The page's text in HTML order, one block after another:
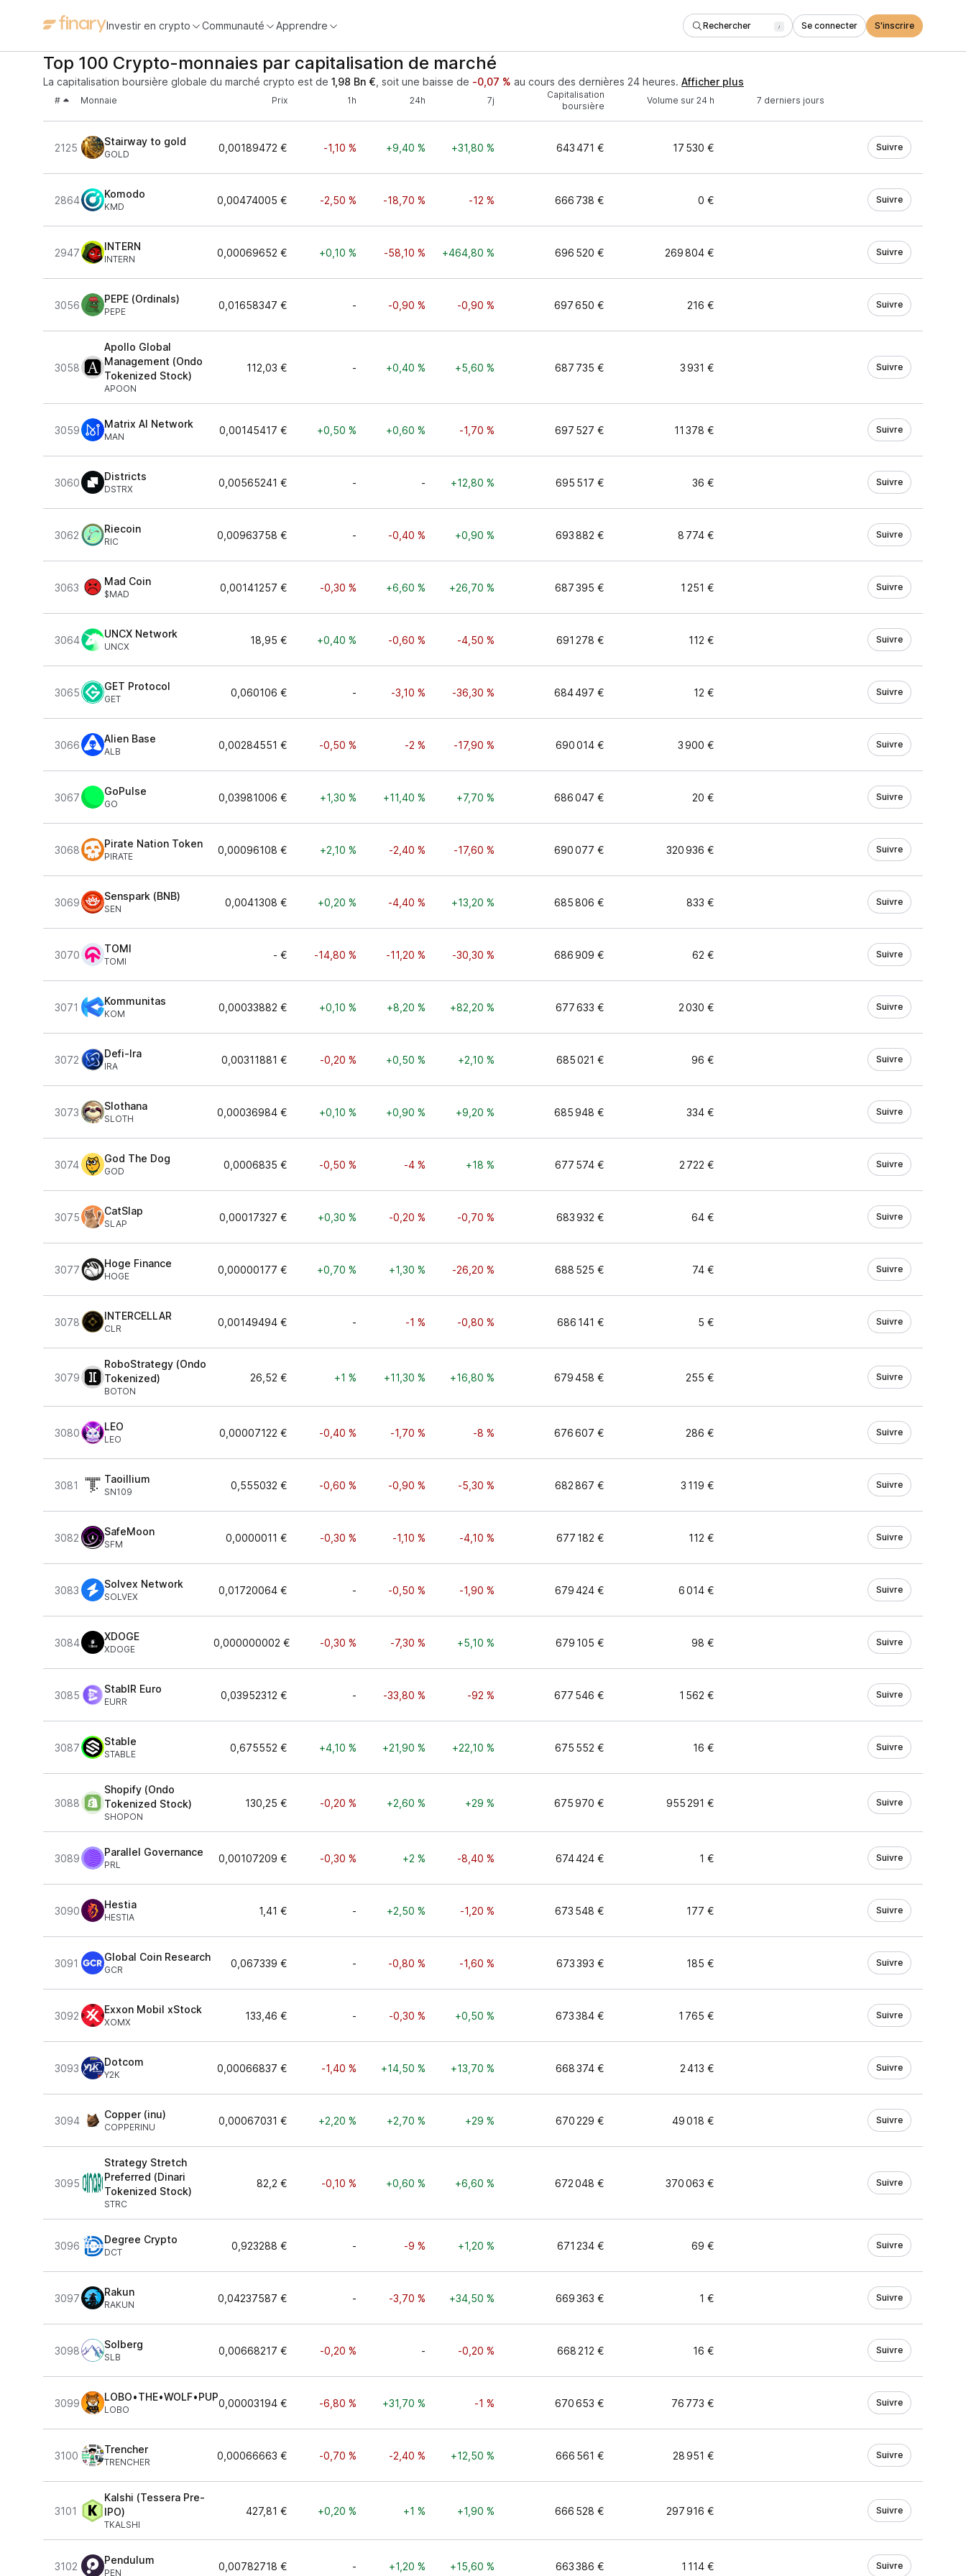
Investir en crypto Communauté Apprendre Rechercher / Se connecter S'inscrire
Top 100 Crypto-monnaies par capitalisation de marché
La capitalisation boursière globale du marché crypto est de 1,98 Bn € , soit une baisse de -0,07 % au cours des dernières 24 heures. Afficher plus
# Monnaie Prix 1h 24h 7j
Capitalisation
boursière
Volume sur 24 h 7 derniers jours
2125
Stairway to gold
GOLD
0,00189472 € -1,10 % +9,40 % +31,80 % 643 471 € 17 530 € Suivre
2864
Komodo
KMD
0,00474005 € -2,50 % -18,70 % -12 % 666 738 € 0 € Suivre
2947
INTERN
INTERN
0,00069652 € +0,10 % -58,10 % +464,80 % 696 520 € 269 804 € Suivre
3056
PEPE (Ordinals)
PEPE
0,01658347 € - -0,90 % -0,90 % 697 650 € 216 € Suivre
3058
Apollo Global
Management (Ondo
Tokenized Stock)
APOON
112,03 € - +0,40 % +5,60 % 687 735 € 3 931 € Suivre
3059
Matrix AI Network
MAN
0,00145417 € +0,50 % +0,60 % -1,70 % 697 527 € 11 378 € Suivre
3060
Districts
DSTRX
0,00565241 € - - +12,80 % 695 517 € 36 € Suivre
3062
Riecoin
RIC
0,00963758 € - -0,40 % +0,90 % 693 882 € 8 774 € Suivre
3063
Mad Coin
$MAD
0,00141257 € -0,30 % +6,60 % +26,70 % 687 395 € 1 251 € Suivre
3064
UNCX Network
UNCX
18,95 € +0,40 % -0,60 % -4,50 % 691 278 € 112 € Suivre
3065
GET Protocol
GET
0,060106 € - -3,10 % -36,30 % 684 497 € 12 € Suivre
3066
Alien Base
ALB
0,00284551 € -0,50 % -2 % -17,90 % 690 014 € 3 900 € Suivre
3067
GoPulse
GO
0,03981006 € +1,30 % +11,40 % +7,70 % 686 047 € 20 € Suivre
3068
Pirate Nation Token
PIRATE
0,00096108 € +2,10 % -2,40 % -17,60 % 690 077 € 320 936 € Suivre
3069
Senspark (BNB)
SEN
0,0041308 € +0,20 % -4,40 % +13,20 % 685 806 € 833 € Suivre
3070
TOMI
TOMI
- € -14,80 % -11,20 % -30,30 % 686 909 € 62 € Suivre
3071
Kommunitas
KOM
0,00033882 € +0,10 % +8,20 % +82,20 % 677 633 € 2 030 € Suivre
3072
Defi-Ira
IRA
0,00311881 € -0,20 % +0,50 % +2,10 % 685 021 € 96 € Suivre
3073
Slothana
SLOTH
0,00036984 € +0,10 % +0,90 % +9,20 % 685 948 € 334 € Suivre
3074
God The Dog
GOD
0,0006835 € -0,50 % -4 % +18 % 677 574 € 2 722 € Suivre
3075
CatSlap
SLAP
0,00017327 € +0,30 % -0,20 % -0,70 % 683 932 € 64 € Suivre
3077
Hoge Finance
HOGE
0,00000177 € +0,70 % +1,30 % -26,20 % 688 525 € 74 € Suivre
3078
INTERCELLAR
CLR
0,00149494 € - -1 % -0,80 % 686 141 € 5 € Suivre
3079
RoboStrategy (Ondo
Tokenized)
BOTON
26,52 € +1 % +11,30 % +16,80 % 679 458 € 255 € Suivre
3080
LEO
LEO
0,00007122 € -0,40 % -1,70 % -8 % 676 607 € 286 € Suivre
3081
Taoillium
SN109
0,555032 € -0,60 % -0,90 % -5,30 % 682 867 € 3 119 € Suivre
3082
SafeMoon
SFM
0,0000011 € -0,30 % -1,10 % -4,10 % 677 182 € 112 € Suivre
3083
Solvex Network
SOLVEX
0,01720064 € - -0,50 % -1,90 % 679 424 € 6 014 € Suivre
3084
XDOGE
XDOGE
0,000000002 € -0,30 % -7,30 % +5,10 % 679 105 € 98 € Suivre
3085
StablR Euro
EURR
0,03952312 € - -33,80 % -92 % 677 546 € 1 562 € Suivre
3087
Stable
STABLE
0,675552 € +4,10 % +21,90 % +22,10 % 675 552 € 16 € Suivre
3088
Shopify (Ondo
Tokenized Stock)
SHOPON
130,25 € -0,20 % +2,60 % +29 % 675 970 € 955 291 € Suivre
3089
Parallel Governance
PRL
0,00107209 € -0,30 % +2 % -8,40 % 674 424 € 1 € Suivre
3090
Hestia
HESTIA
1,41 € - +2,50 % -1,20 % 673 548 € 177 € Suivre
3091
Global Coin Research
GCR
0,067339 € - -0,80 % -1,60 % 673 393 € 185 € Suivre
3092
Exxon Mobil xStock
XOMX
133,46 € - -0,30 % +0,50 % 673 384 € 1 765 € Suivre
3093
Dotcom
Y2K
0,00066837 € -1,40 % +14,50 % +13,70 % 668 374 € 2 413 € Suivre
3094
Copper (inu)
COPPERINU
0,00067031 € +2,20 % +2,70 % +29 % 670 229 € 49 018 € Suivre
3095
Strategy Stretch
Preferred (Dinari
Tokenized Stock)
STRC
82,2 € -0,10 % +0,60 % +6,60 % 672 048 € 370 063 € Suivre
3096
Degree Crypto
DCT
0,923288 € - -9 % +1,20 % 671 234 € 69 € Suivre
3097
Rakun
RAKUN
0,04237587 € - -3,70 % +34,50 % 669 363 € 1 € Suivre
3098
Solberg
SLB
0,00668217 € -0,20 % - -0,20 % 668 212 € 16 € Suivre
3099
LOBO•THE•WOLF•PUP
LOBO
0,00003194 € -6,80 % +31,70 % -1 % 670 653 € 76 773 € Suivre
3100
Trencher
TRENCHER
0,00066663 € -0,70 % -2,40 % +12,50 % 666 561 € 28 951 € Suivre
3101
Kalshi (Tessera Pre-
IPO)
TKALSHI
427,81 € +0,20 % +1 % +1,90 % 666 528 € 297 916 € Suivre
3102
Pendulum
PEN
0,00782718 € - +1,20 % +15,60 % 663 386 € 1 114 € Suivre